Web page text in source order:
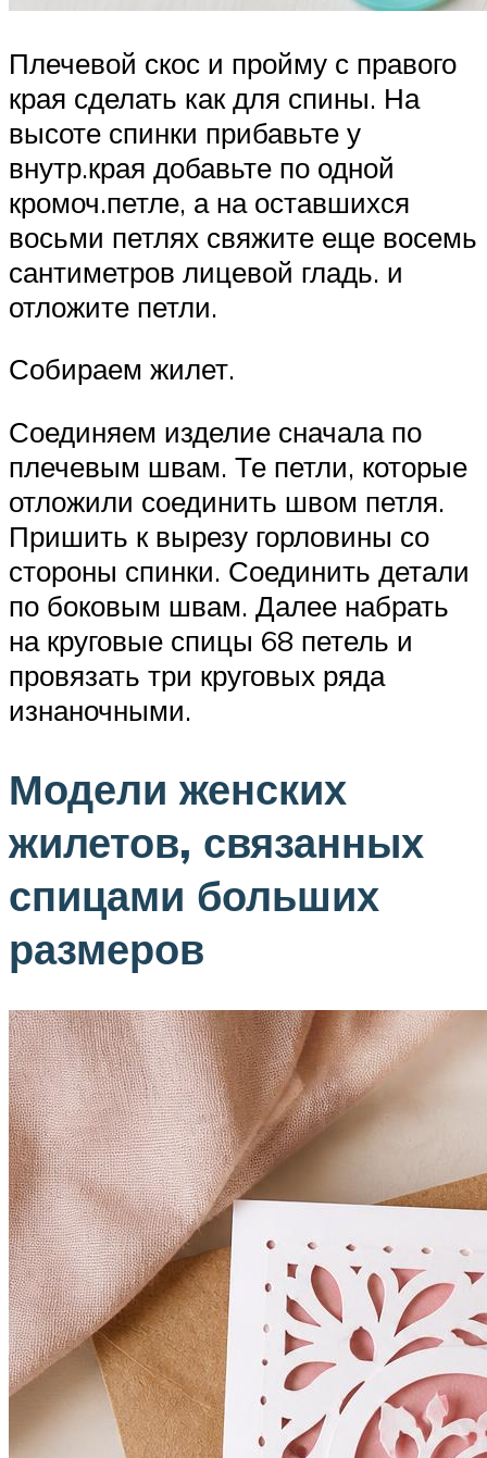
Плечевой скос и пройму с правого
края сделать как для спины. На
высоте спинки прибавьте у
внутр.края добавьте по одной
кромоч.петле, а на оставшихся
восьми петлях свяжите еще восемь
сантиметров лицевой гладь. и
отложите петли.
Собираем жилет.
Соединяем изделие сначала по
плечевым швам. Те петли, которые
отложили соединить швом петля.
Пришить к вырезу горловины со
стороны спинки. Соединить детали
по боковым швам. Далее набрать
на круговые спицы 68 петель и
провязать три круговых ряда
изнаночными.
Модели женских
жилетов, связанных
спицами больших
размеров